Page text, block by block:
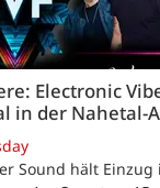
Electronic
in der Nahetal-
Sound hält Einzug